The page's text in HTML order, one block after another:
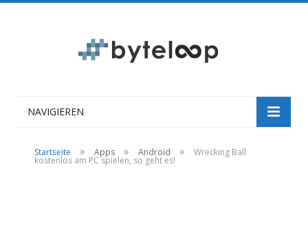
NAVIGIEREN
Startseite » Apps » Android » Wrecking Ball
kostenlos am PC spielen, so geht es!